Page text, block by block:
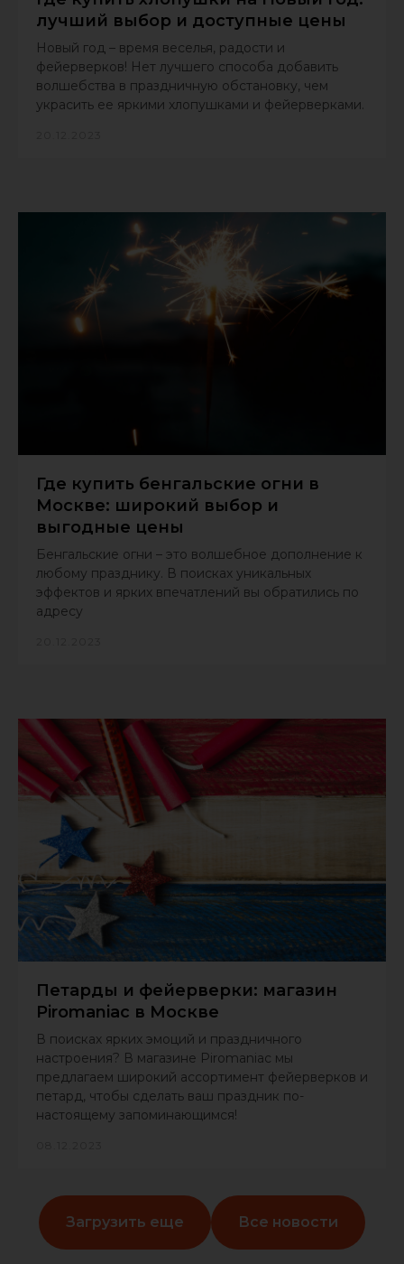
лучший выбор и доступные цены
Новый год – время веселья, радости и
фейерверков! Нет лучшего способа добавить
волшебства в праздничную обстановку, чем
украсить ее яркими хлопушками и фейерверками.
Где купить бенгальские огни в
Москве: широкий выбор и
выгодные цены
Бенгальские огни – это волшебное дополнение к
любому празднику. В поисках уникальных
эффектов и ярких впечатлений вы обратились по
адресу
Петарды и фейерверки: магазин
Piromaniac в Москве
В поисках ярких эмоций и праздничного
настроения? В магазине Piromaniac мы
предлагаем широкий ассортимент фейерверков и
петард, чтобы сделать ваш праздник по-
настоящему запоминающимся!
Загрузить еще Все новости